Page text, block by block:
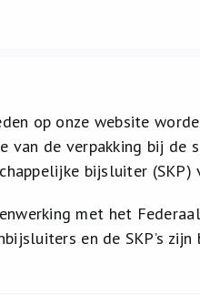
op onze website
van de verpakking bij
bijsluiter (SKP)
met het
en de SKP’s